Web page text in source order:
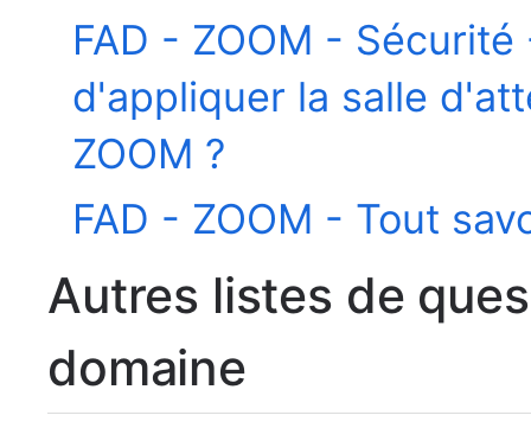
FAD - ZOOM -
d'appliquer la salle
ZOOM ?
FAD - ZOOM - Tout
Autres listes de
domaine